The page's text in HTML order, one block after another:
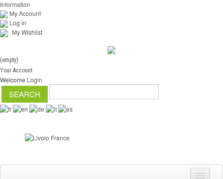
Information
My Account
Log in
My Wishlist
(empty)
Your Account
Welcome Login